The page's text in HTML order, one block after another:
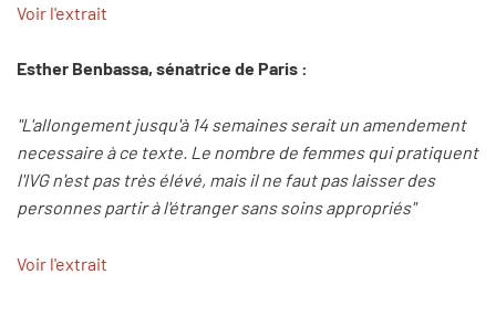
Voir l'extrait
Esther Benbassa, sénatrice de Paris :
"L'allongement jusqu'à 14 semaines serait un amendement
necessaire à ce texte. Le nombre de femmes qui pratiquent
l'IVG n'est pas très élévé, mais il ne faut pas laisser des
personnes partir à l'étranger sans soins appropriés"
Voir l'extrait